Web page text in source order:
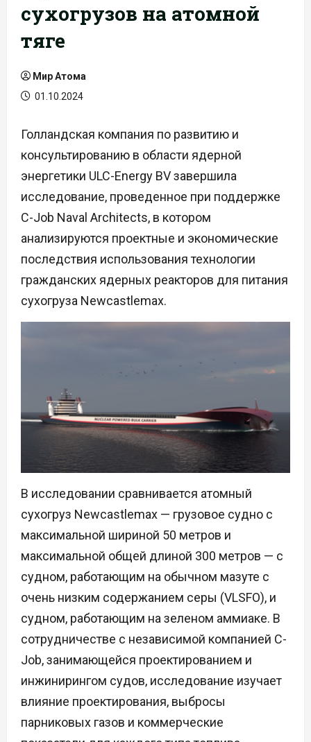
сухогрузов на атомной
тяге
Мир Атома
01.10.2024
Голландская компания по развитию и
консультированию в области ядерной
энергетики ULC-Energy BV завершила
исследование, проведенное при поддержке
C-Job Naval Architects, в котором
анализируются проектные и экономические
последствия использования технологии
гражданских ядерных реакторов для питания
сухогруза Newcastlemax.
В исследовании сравнивается атомный
сухогруз Newcastlemax — грузовое судно с
максимальной шириной 50 метров и
максимальной общей длиной 300 метров — с
судном, работающим на обычном мазуте с
очень низким содержанием серы (VLSFO), и
судном, работающим на зеленом аммиаке. В
сотрудничестве с независимой компанией C-
Job, занимающейся проектированием и
инжинирингом судов, исследование изучает
влияние проектирования, выбросы
парниковых газов и коммерческие